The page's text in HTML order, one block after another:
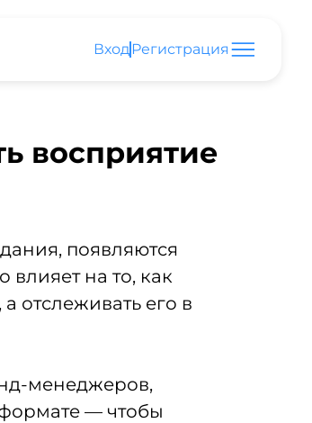
Вход Регистрация
восприятие
появляются
на то, как
отслеживать его в
менеджеров,
— чтобы